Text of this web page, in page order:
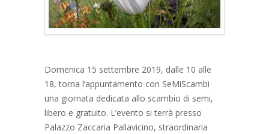
Domenica 15 settembre 2019, dalle 10 alle
18, torna l’appuntamento con SeMiScambi
una giornata dedicata allo scambio di semi,
libero e gratuito. L’evento si terrà presso
Palazzo Zaccaria Pallavicino, straordinaria